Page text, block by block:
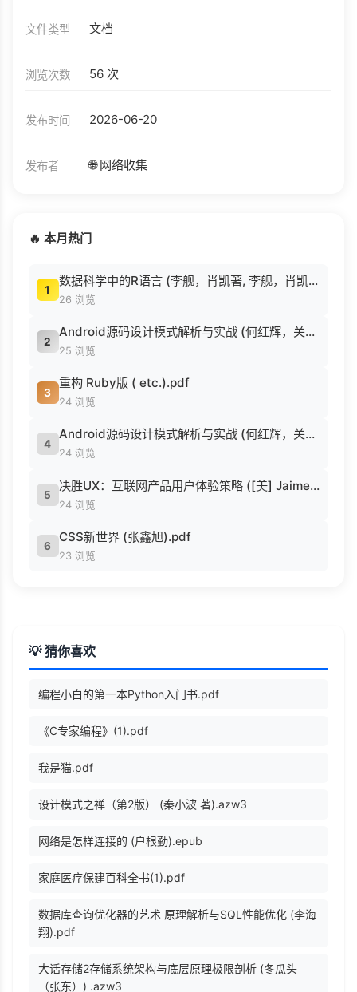
文件类型 文档
浏览次数 56 次
发布时间 2026-06-20
发布者 🌐 网络收集
🔥 本月热门
1
数据科学中的R语言 (李舰，肖凯著, 李舰，肖凯著；吴喜之审校, Pdg2Pic).pdf
26 浏览
2
Android源码设计模式解析与实战 (何红辉，关爱民著, 何红辉, 关爱民著, 何红辉, 关爱民).pdf
25 浏览
3
重构 Ruby版 ( etc.).pdf
24 浏览
4
Android源码设计模式解析与实战 (何红辉，关爱民著, 何红辉, 关爱民著, 何红辉, 关爱民).pdf
24 浏览
5
决胜UX：互联网产品用户体验策略 ([美] Jaime Levy [[美] Jaime Levy]).epub
24 浏览
6
CSS新世界 (张鑫旭).pdf
23 浏览
💡 猜你喜欢
编程小白的第一本Python入门书.pdf
《C专家编程》(1).pdf
我是猫.pdf
设计模式之禅（第2版） (秦小波 著).azw3
网络是怎样连接的 (户根勤).epub
家庭医疗保建百科全书(1).pdf
数据库查询优化器的艺术 原理解析与SQL性能优化 (李海
翔).pdf
大话存储2存储系统架构与底层原理极限剖析 (冬瓜头
（张东）) .azw3